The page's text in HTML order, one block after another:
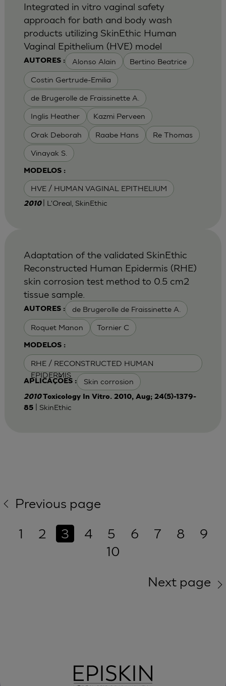
AUTORES : Alonso Alain Bertino Beatrice
Costin Gertrude-Emilia
de Brugerolle de Fraissinette A.
Inglis Heather Kazmi Perveen
Orak Deborah Raabe Hans Re Thomas
Vinayak S.
MODELOS :
HVE / HUMAN VAGINAL EPITHELIUM
Integrated in vitro vaginal safety
approach for bath and body wash
products utilizing SkinEthic Human
Vaginal Epithelium (HVE) model
2010 | L'Oreal, SkinEthic
AUTORES : de Brugerolle de Fraissinette A.
Roquet Manon Tornier C
MODELOS :
RHE / RECONSTRUCTED HUMAN
EPIDERMIS
APLICAÇÕES : Skin corrosion
Adaptation of the validated SkinEthic
Reconstructed Human Epidermis (RHE)
skin corrosion test method to 0.5 cm2
tissue sample.
2010Toxicology In Vitro. 2010, Aug; 24(5)-1379-
85| SkinEthic
Previous page
1
2 3 4 5 6 7 8
9
10
Next page